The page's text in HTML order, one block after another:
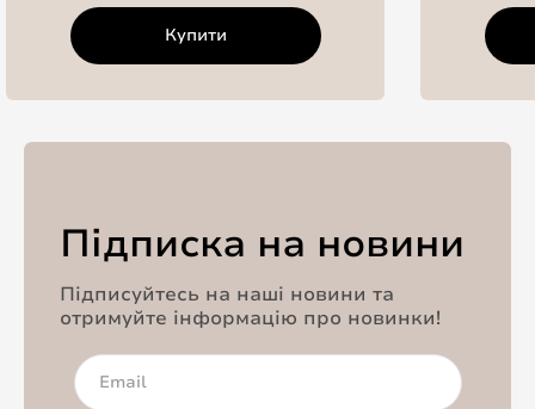
Купити
Підписка на новини
Підписуйтесь на наші новини та
отримуйте інформацію про новинки!